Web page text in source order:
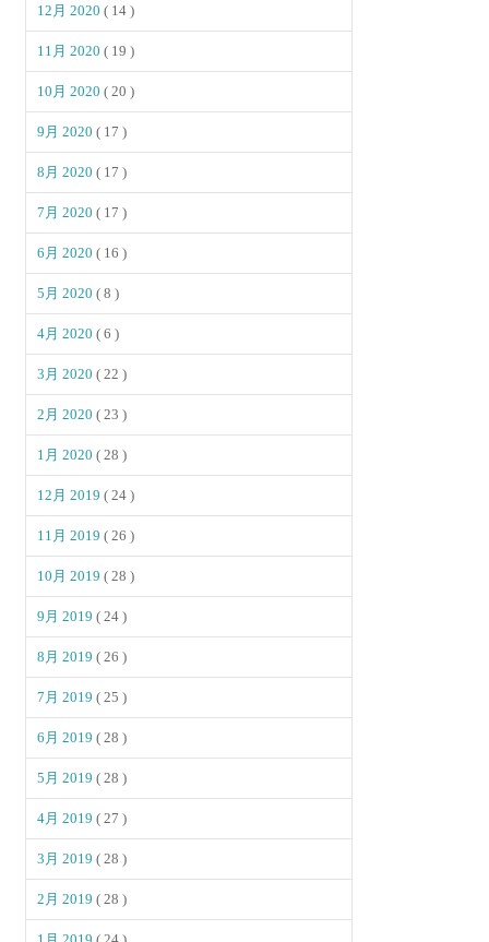
12月 2020( 14 )
11月 2020( 19 )
10月 2020( 20 )
9月 2020( 17 )
8月 2020( 17 )
7月 2020( 17 )
6月 2020( 16 )
5月 2020( 8 )
4月 2020( 6 )
3月 2020( 22 )
2月 2020( 23 )
1月 2020( 28 )
12月 2019( 24 )
11月 2019( 26 )
10月 2019( 28 )
9月 2019( 24 )
8月 2019( 26 )
7月 2019( 25 )
6月 2019( 28 )
5月 2019( 28 )
4月 2019( 27 )
3月 2019( 28 )
2月 2019( 28 )